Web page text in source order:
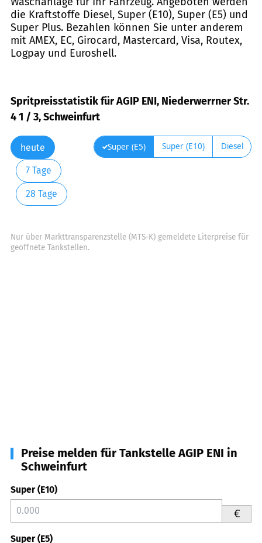
die Kraftstoffe Diesel, Super (E10), Super (E5) und
Super Plus. Bezahlen können Sie unter anderem
mit AMEX, EC, Girocard, Mastercard, Visa, Routex,
Logpay und Euroshell.
Spritpreisstatistik für AGIP ENI, Niederwerrner Str.
4 1 / 3, Schweinfurt
heute
7 Tage
28 Tage
Super (E5) Super (E10) Diesel
Nur über Markttransparenzstelle (MTS-K) gemeldete Literpreise für
geöffnete Tankstellen.
Preise melden für Tankstelle AGIP ENI in
Schweinfurt
Super (E10)
€
Super (E5)